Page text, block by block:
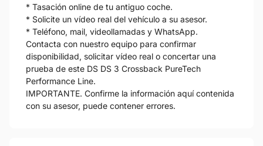
* Tasación online de tu antiguo coche.
* Solicite un vídeo real del vehículo a su asesor.
* Teléfono, mail, videollamadas y WhatsApp.
Contacta con nuestro equipo para confirmar
disponibilidad, solicitar vídeo real o concertar una
prueba de este DS DS 3 Crossback PureTech
Performance Line.
IMPORTANTE. Confirme la información aquí contenida
con su asesor, puede contener errores.